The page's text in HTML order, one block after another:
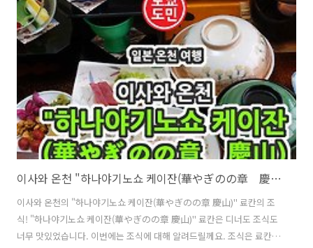
주차장인곳도 있더라고요. 여기도 그렇게 넓지는 않으나 주차시설은 있
습니다. 무료 샤워실, 화장실 화장실이나 샤워실이 없는 비치도 있습니다
만, 이곳 "도구치노 하마(渡口の浜)"는 무료 샤워실과 화장실이 있습니
다. 생각보다 깨끗히 관리되고 있었습니다. "도구치노 하마(渡口の浜..
이사와 온천 "하나야기노쇼 케이잔(華やぎのの章 慶山)" 료칸의 조식
이사와 온천의 "하나야기노쇼 케이잔(華やぎのの章 慶山)" 료칸의 조
식! "하나야기노쇼 케이잔(華やぎのの章 慶山)" 료칸은 디너도 조식도
너무 맛있었습니다. 이번에는 조식에 대해 알려드릴께요. 조식은 료칸내